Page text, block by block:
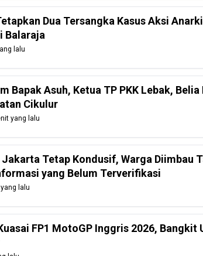
Dua Tersangka Kasus Aksi
Balaraja
lalu
Bapak Asuh, Ketua TP PKK Lebak,
Cikulur
yang lalu
Tetap Kondusif, Warga Diimbau
yang Belum Terverifikasi
lalu
FP1 MotoGP Inggris 2026, Bangkit